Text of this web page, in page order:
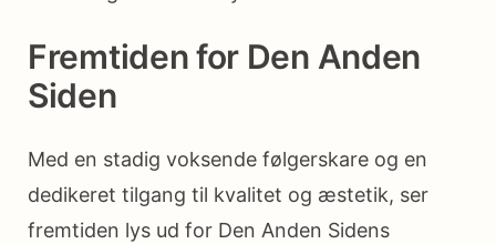
Fremtiden for Den Anden
Siden
Med en stadig voksende følgerskare og en
dedikeret tilgang til kvalitet og æstetik, ser
fremtiden lys ud for Den Anden Sidens